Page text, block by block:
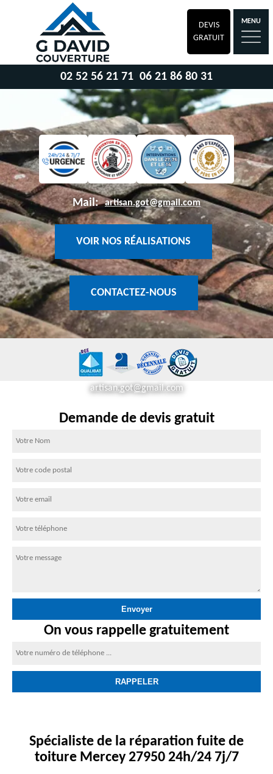
DEVIS
GRATUIT
MENU
02 52 56 21 71 06 21 86 80 31
Mail: artisan.got@gmail.com
VOIR NOS RÉALISATIONS
CONTACTEZ-NOUS
artisan.got@gmail.com
Demande de devis gratuit
On vous rappelle gratuitement
Spécialiste de la réparation fuite de
toiture Mercey 27950 24h/24 7j/7